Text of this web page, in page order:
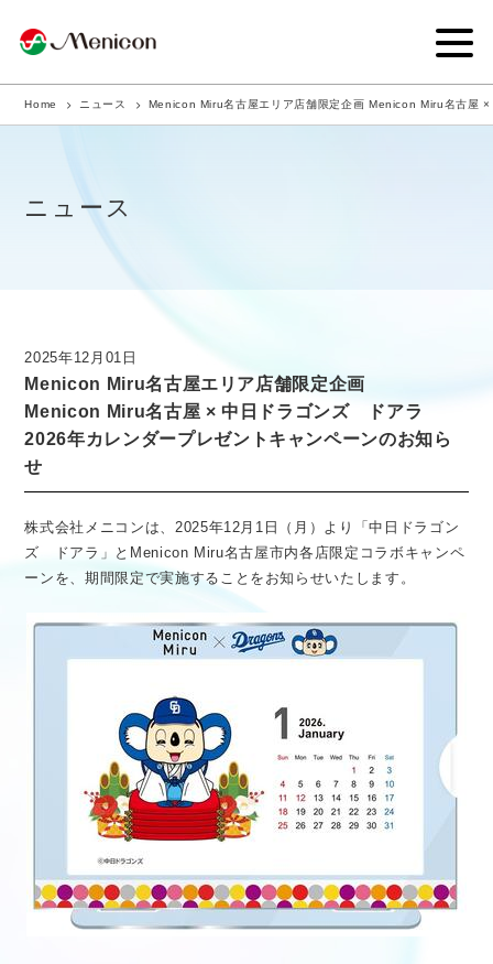
企業情報
商品サイト
ニュース
採用情報
Home ニュース Menicon Miru名古屋エリア店舗限定企画 Menicon Miru名古屋
ニュース
2025年12月01日
Menicon Miru名古屋エリア店舗限定企画
Menicon Miru名古屋 × 中日ドラゴンズ ドアラ
2026年カレンダープレゼントキャンペーンのお知ら
せ
株式会社メニコンは、2025年12月1日（月）より「中日ドラゴン
ズ ドアラ」とMenicon Miru名古屋市内各店限定コラボキャンペ
ーンを、期間限定で実施することをお知らせいたします。